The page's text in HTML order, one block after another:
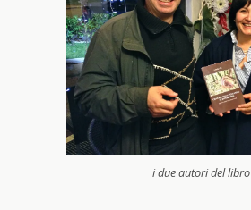
i due autori del libro